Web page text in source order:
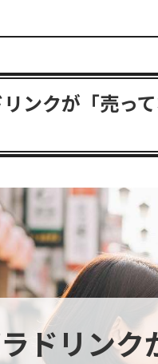
ンクが「売っ
ドリン